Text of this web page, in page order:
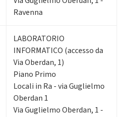
Ravenna
LABORATORIO
INFORMATICO (accesso da
Via Oberdan, 1)
Piano Primo
Locali in Ra - via Guglielmo
Oberdan 1
Via Guglielmo Oberdan, 1 -